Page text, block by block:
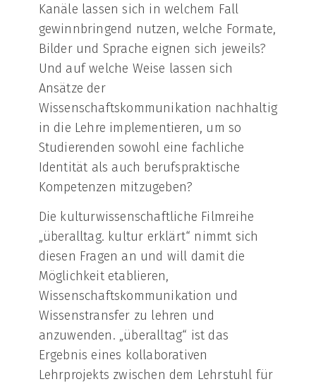
Kanäle lassen sich in welchem Fall
gewinnbringend nutzen, welche Formate,
Bilder und Sprache eignen sich jeweils?
Und auf welche Weise lassen sich
Ansätze der
Wissenschaftskommunikation nachhaltig
in die Lehre implementieren, um so
Studierenden sowohl eine fachliche
Identität als auch berufspraktische
Kompetenzen mitzugeben?
Die kulturwissenschaftliche Filmreihe
„überalltag. kultur erklärt“ nimmt sich
diesen Fragen an und will damit die
Möglichkeit etablieren,
Wissenschaftskommunikation und
Wissenstransfer zu lehren und
anzuwenden. „überalltag“ ist das
Ergebnis eines kollaborativen
Lehrprojekts zwischen dem Lehrstuhl für